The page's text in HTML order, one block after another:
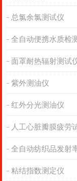
总氯余氯测试仪
全自动便携水质检
面罩耐热辐射测试
紫外测油仪
红外分光测油仪
人工心脏瓣膜疲劳
粘结指数测定仪